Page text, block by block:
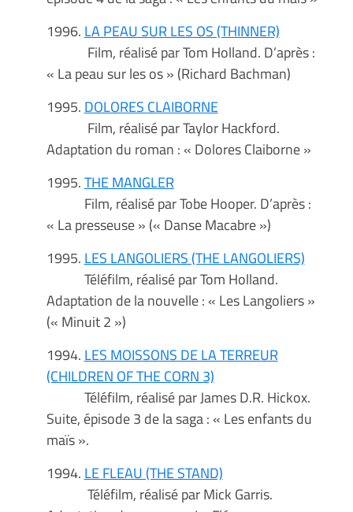
1996. LA PEAU SUR LES OS (THINNER)
Film, réalisé par Tom Holland. D’après :
« La peau sur les os » (Richard Bachman)
1995. DOLORES CLAIBORNE
Film, réalisé par Taylor Hackford.
Adaptation du roman : « Dolores Claiborne »
1995.THE MANGLER
Film, réalisé par Tobe Hooper. D’après :
« La presseuse » (« Danse Macabre »)
1995. LES LANGOLIERS (THE LANGOLIERS)
Téléfilm, réalisé par Tom Holland.
Adaptation de la nouvelle : « Les Langoliers »
(« Minuit 2 »)
1994. LES MOISSONS DE LA TERREUR
(CHILDREN OF THE CORN 3)
Téléfilm, réalisé par James D.R. Hickox.
Suite, épisode 3 de la saga : « Les enfants du
maïs ».
1994. LE FLEAU (THE STAND)
Téléfilm, réalisé par Mick Garris.